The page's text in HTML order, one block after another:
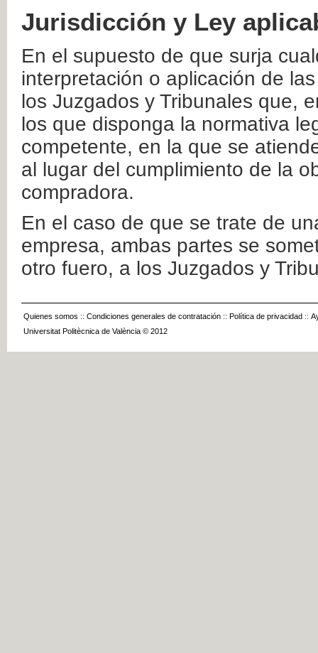
Jurisdicción y Ley
En el supuesto de que surja
interpretación o aplicación de
los Juzgados y Tribunales que,
los que disponga la normativa
competente, en la que se
al lugar del cumplimiento de la
compradora.
En el caso de que se trate de
empresa, ambas partes se
otro fuero, a los Juzgados y
Quienes somos :: Condiciones generales de contratación :: Política de privacidad ::
Universitat Politècnica de València © 2012